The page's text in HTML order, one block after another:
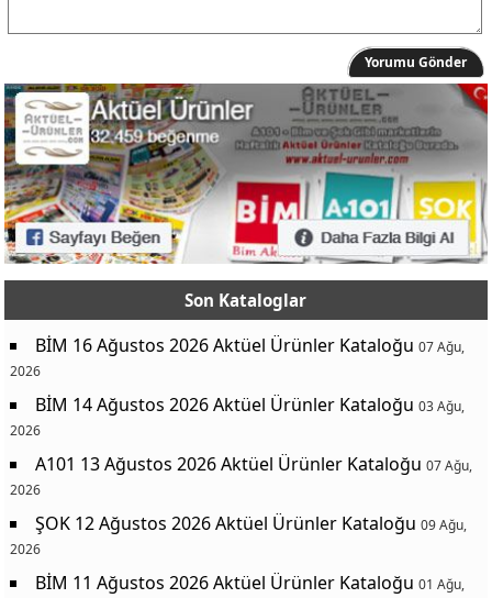
Yorumu Gönder
Son Kataloglar
BİM 16 Ağustos 2026 Aktüel Ürünler Kataloğu 07 Ağu,
2026
BİM 14 Ağustos 2026 Aktüel Ürünler Kataloğu 03 Ağu,
2026
A101 13 Ağustos 2026 Aktüel Ürünler Kataloğu 07 Ağu,
2026
ŞOK 12 Ağustos 2026 Aktüel Ürünler Kataloğu 09 Ağu,
2026
BİM 11 Ağustos 2026 Aktüel Ürünler Kataloğu 01 Ağu,